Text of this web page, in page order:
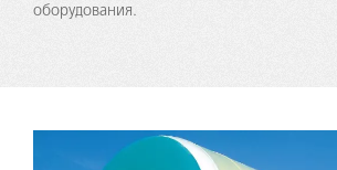
оборудования.